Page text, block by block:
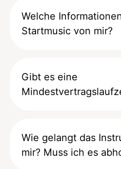
Welche
Startmusic von mir?
Gibt es eine
Wie gelangt das
mir? Muss ich es